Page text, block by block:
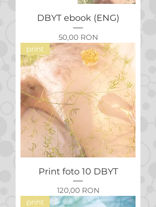
DBYT ebook (ENG)
Preț
50,00 RON
print
Print foto 10 DBYT
Preț
120,00 RON
print